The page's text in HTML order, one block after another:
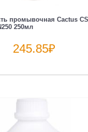
промывочная Cactus
250мл
245.85₽